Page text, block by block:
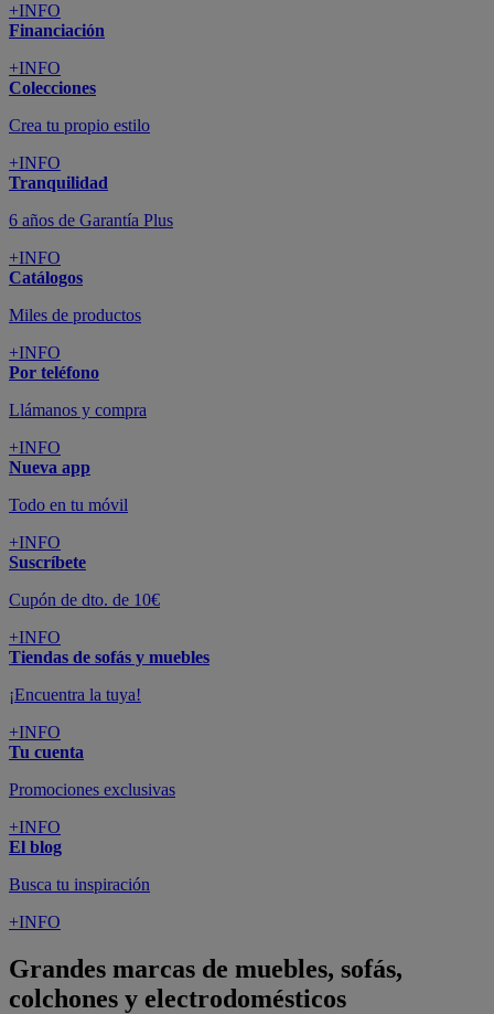
+INFO
Financiación
+INFO
Colecciones
Crea tu propio estilo
+INFO
Tranquilidad
6 años de Garantía Plus
+INFO
Catálogos
Miles de productos
+INFO
Por teléfono
Llámanos y compra
+INFO
Nueva app
Todo en tu móvil
+INFO
Suscríbete
Cupón de dto. de 10€
+INFO
Tiendas de sofás y muebles
¡Encuentra la tuya!
+INFO
Tu cuenta
Promociones exclusivas
+INFO
El blog
Busca tu inspiración
+INFO
Grandes marcas de muebles, sofás,
colchones y electrodomésticos